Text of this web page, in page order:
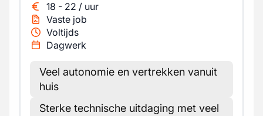
18 - 22 / uur
Vaste job
Voltijds
Dagwerk
Veel autonomie en vertrekken vanuit
huis
Sterke technische uitdaging met veel